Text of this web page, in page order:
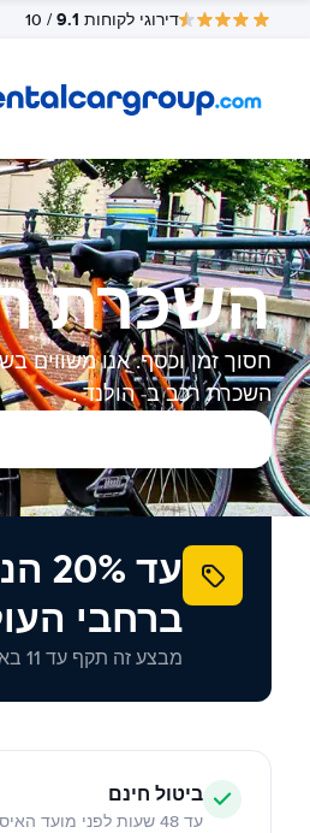
דירוגי לקוחות 9.1
/ 10
השכרת
חסוך זמן וכסף. אנו משווים
השכרת רכב ב- הולנד .
ברחבי
מבצע זה תקף עד 11 באוגוסט 2026 - נצל אותו עוד היום!
ביטול חינם
עד 48 שעות לפני מועד האיסוף המתוכנן